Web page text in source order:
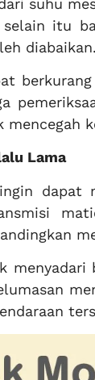
itu
diabaikan.
Lama
dapat